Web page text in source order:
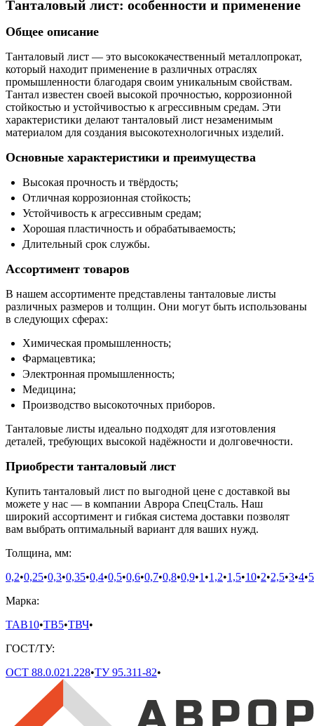
Танталовый лист: особенности и применение
Общее описание
Танталовый лист — это высококачественный металлопрокат,
который находит применение в различных отраслях
промышленности благодаря своим уникальным свойствам.
Тантал известен своей высокой прочностью, коррозионной
стойкостью и устойчивостью к агрессивным средам. Эти
характеристики делают танталовый лист незаменимым
материалом для создания высокотехнологичных изделий.
Основные характеристики и преимущества
Высокая прочность и твёрдость;
Отличная коррозионная стойкость;
Устойчивость к агрессивным средам;
Хорошая пластичность и обрабатываемость;
Длительный срок службы.
Ассортимент товаров
В нашем ассортименте представлены танталовые листы
различных размеров и толщин. Они могут быть использованы
в следующих сферах:
Химическая промышленность;
Фармацевтика;
Электронная промышленность;
Медицина;
Производство высокоточных приборов.
Танталовые листы идеально подходят для изготовления
деталей, требующих высокой надёжности и долговечности.
Приобрести танталовый лист
Купить танталовый лист по выгодной цене с доставкой вы
можете у нас — в компании Аврора СпецСталь. Наш
широкий ассортимент и гибкая система доставки позволят
вам выбрать оптимальный вариант для ваших нужд.
Толщина, мм:
0,2•0,25•0,3•0,35•0,4•0,5•0,6•0,7•0,8•0,9•1 •1,2•1,5•10•2•2,5•3•4•5
Марка:
ТАВ10•ТВ5•ТВЧ•
ГОСТ/ТУ:
ОСТ 88.0.021.228•ТУ 95.311-82•